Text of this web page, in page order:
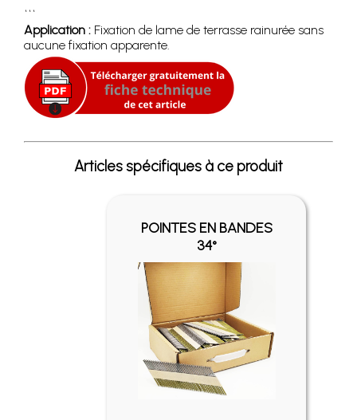
```
Application : Fixation de lame de terrasse rainurée sans
aucune fixation apparente.
Articles spécifiques à ce produit
POINTES EN BANDES
34°